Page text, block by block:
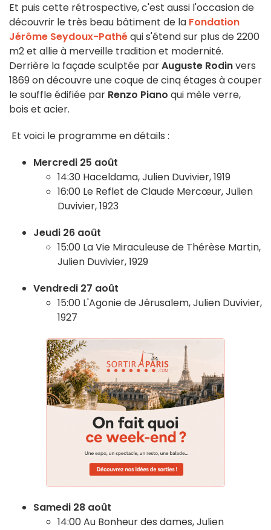
Et puis cette rétrospective, c'est aussi l'occasion de
découvrir le très beau bâtiment de la Fondation
Jérôme Seydoux-Pathéqui s'étend sur plus de 2200
m2 et allie à merveille tradition et modernité.
Derrière la façade sculptée parAuguste Rodinvers
1869 on découvre une coque de cinq étages à couper
le souffle édifiée par Renzo Piano qui mêle verre,
bois et acier.
Et voici le programme en détails :
Mercredi 25 août
14:30 Haceldama, Julien Duvivier, 1919
16:00 Le Reflet de Claude Mercœur, Julien
Duvivier, 1923
Jeudi 26 août
15:00 La Vie Miraculeuse de Thérèse Martin,
Julien Duvivier, 1929
Vendredi 27 août
15:00 L'Agonie de Jérusalem, Julien Duvivier,
1927
Samedi 28 août
14:00 Au Bonheur des dames, Julien